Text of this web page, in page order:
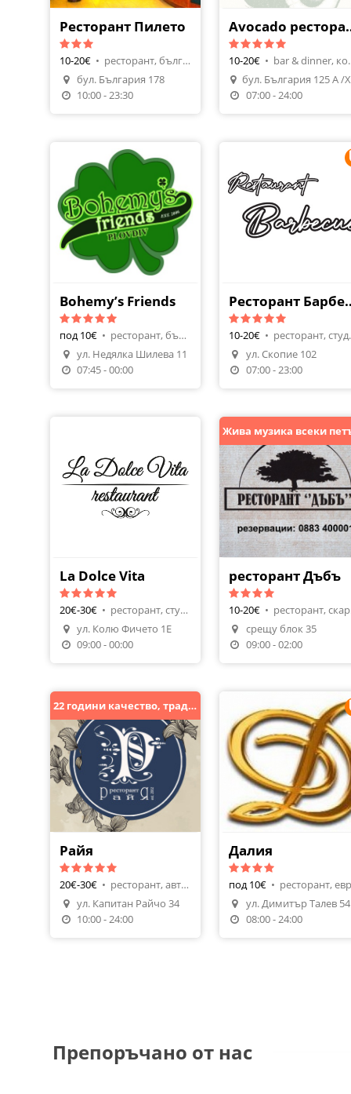
Направи Резервация
Ресторант Пилето
10-20€ •
ресторант, българска кухня
бул. България 178
10:00 - 23:30
Направи Резервация
10-20€ •
bar &
07:00 - 24:00
Bohemy’s Friends
под 10€ •
ресторант, българска кухня
ул. Недялка Шилева 11
07:45 - 00:00
Направи Резервация
10-20€ •
ул. Скопие 102
07:00 - 23:00
La Dolce Vita
20€-30€ •
ресторант, студена кухня
ул. Колю Фичето 1Е
09:00 - 00:00
Направи
Поръчай Храна
ресторант Дъбъ
10-20€ •
срещу блок 35
09:00 - 02:00
Направи Резервация
Поръчай Храна
22 години качество, традиция и доволни клиенти!
Райя
20€-30€ •
ресторант, авторска кухня
ул. Капитан Райчо 34
10:00 - 24:00
Направи Резервация
Далия
под 10€ •
ул. Димитър Талев 54
08:00 - 24:00
Препоръчано от нас